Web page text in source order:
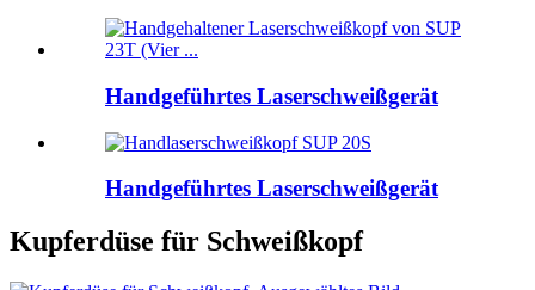
Handgeführtes Laserschweißgerät
Handgeführtes Laserschweißgerät
Kupferdüse für Schweißkopf